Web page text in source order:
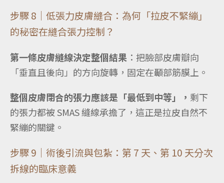
步驟 8｜低張力皮膚縫合：為何「拉皮不緊繃」
的秘密在縫合張力控制？
第一條皮膚縫線決定整個結果 ：把臉部皮膚瓣向
「垂直且後向」的方向旋轉，固定在顳部筋膜上。
整個皮膚閉合的張力應該是「最低到中等」， 剩下
的張力都被 SMAS 縫線承擔了，這正是拉皮自然不
緊繃的關鍵。
步驟 9｜術後引流與包紮：第 7 天、第 10 天分次
拆線的臨床意義